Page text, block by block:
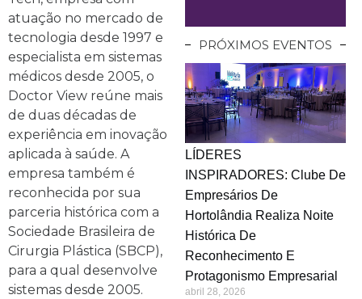
atuação no mercado de
tecnologia desde 1997 e
especialista em sistemas
médicos desde 2005, o
Doctor View reúne mais
de duas décadas de
experiência em inovação
aplicada à saúde. A
empresa também é
reconhecida por sua
parceria histórica com a
Sociedade Brasileira de
Cirurgia Plástica (SBCP),
para a qual desenvolve
sistemas desde 2005.
PRÓXIMOS EVENTOS
LÍDERES
INSPIRADORES: Clube De
Empresários De
Hortolândia Realiza Noite
Histórica De
Reconhecimento E
Protagonismo Empresarial
abril 28, 2026